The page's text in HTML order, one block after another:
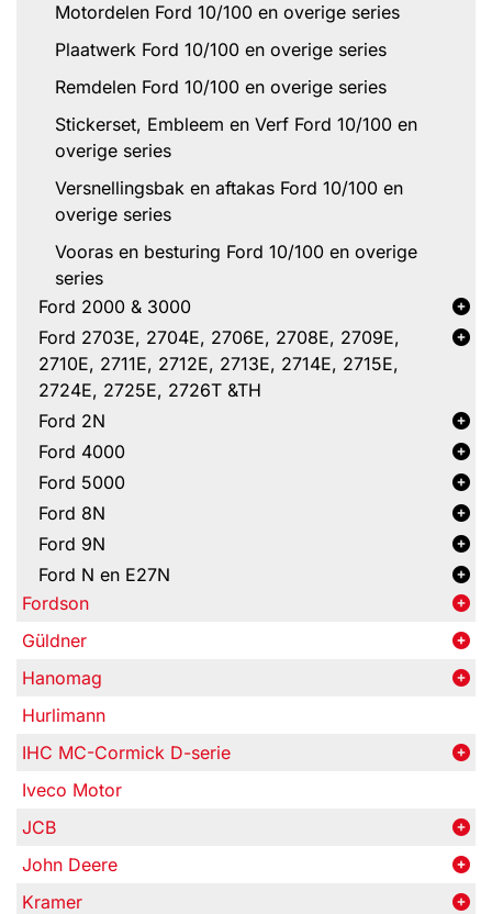
Motordelen Ford 10/100 en overige series
Plaatwerk Ford 10/100 en overige series
Remdelen Ford 10/100 en overige series
Stickerset, Embleem en Verf Ford 10/100 en
overige series
Versnellingsbak en aftakas Ford 10/100 en
overige series
Vooras en besturing Ford 10/100 en overige
series
Ford 2000 & 3000
Ford 2703E, 2704E, 2706E, 2708E, 2709E,
2710E, 2711E, 2712E, 2713E, 2714E, 2715E,
2724E, 2725E, 2726T &TH
Ford 2N
Ford 4000
Ford 5000
Ford 8N
Ford 9N
Ford N en E27N
Fordson
Güldner
Hanomag
Hurlimann
IHC MC-Cormick D-serie
Iveco Motor
JCB
John Deere
Kramer